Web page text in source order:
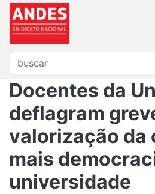
Docentes da
deflagram
valorização da
mais
universidade